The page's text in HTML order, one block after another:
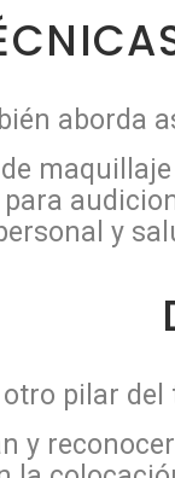
aborda
y
otro pilar
y